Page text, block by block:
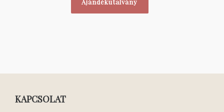
Ajándékutalvány
KAPCSOLAT